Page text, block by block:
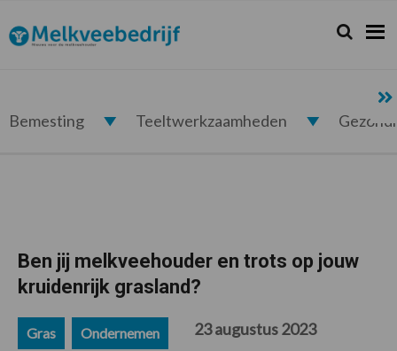
de
hoofdnavigatie
de
hoofd
de
eerste
de
voettekst
Melkveebedrijf.nl Zoeken...
Zoek
Bemesting Teeltwerkzaamheden
Ben jij melkveehouder en trots op jouw
kruidenrijk grasland?
Gras Ondernemen 23 augustus 2023